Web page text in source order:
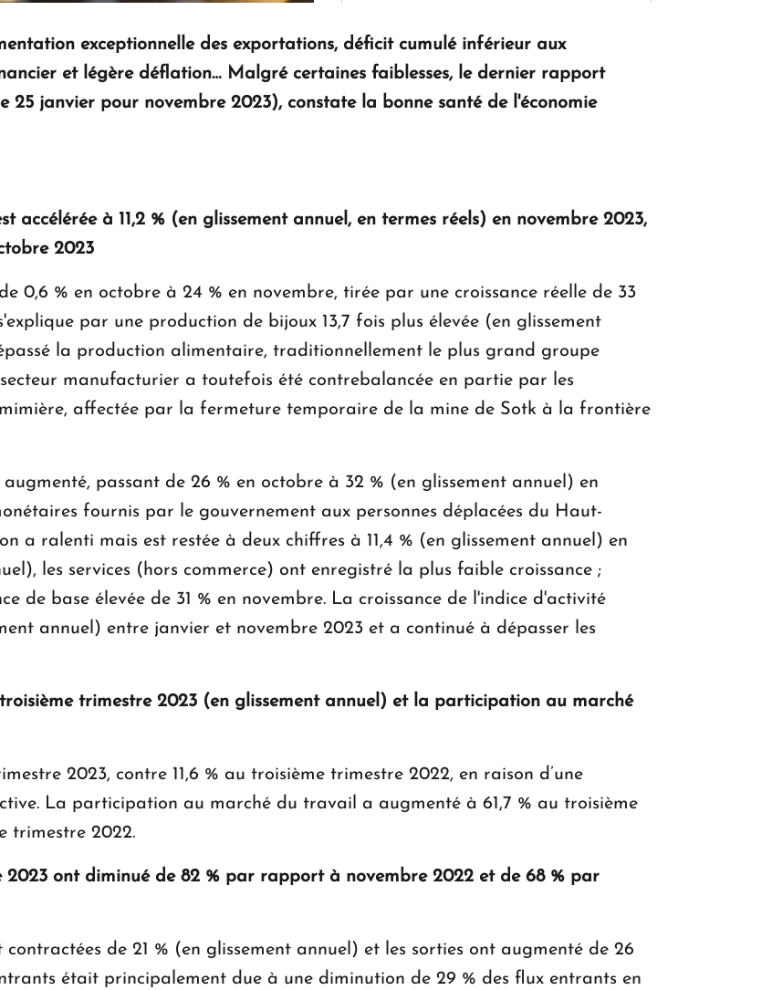
d'avenir en Arménie
Le premier hôtel Hyatt Regency
exceptionnelle des exportations, déficit cumulé inférieur aux
et légère déflation… Malgré certaines faiblesses, le dernier rapport
25 janvier pour novembre 2023), constate la bonne santé de l'économie
accélérée à 11,2 % (en glissement annuel, en termes réels) en novembre 2023,
2023
0,6 % en octobre à 24 % en novembre, tirée par une croissance réelle de 33
par une production de bijoux 13,7 fois plus élevée (en glissement
la production alimentaire, traditionnellement le plus grand groupe
manufacturier a toutefois été contrebalancée en partie par les
affectée par la fermeture temporaire de la mine de Sotk à la frontière
passant de 26 % en octobre à 32 % (en glissement annuel) en
fournis par le gouvernement aux personnes déplacées du Haut­
a ralenti mais est restée à deux chiffres à 11,4 % (en glissement annuel) en
les services (hors commerce) ont enregistré la plus faible croissance ;
de base élevée de 31 % en novembre. La croissance de l'indice d'activité
annuel) entre janvier et novembre 2023 et a continué à dépasser les
trimestre 2023 (en glissement annuel) et la participation au marché
2023, contre 11,6 % au troisième trimestre 2022, en raison d’une
La participation au marché du travail a augmenté à 61,7 % au troisième
trimestre 2022.
2023 ont diminué de 82 % par rapport à novembre 2022 et de 68 % par
de 21 % (en glissement annuel) et les sorties ont augmenté de 26
était principalement due à une diminution de 29 % des flux entrants en